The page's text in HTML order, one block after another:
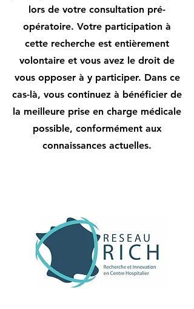
lors de votre consultation pré-
opératoire. Votre participation à
cette recherche est entièrement
volontaire et vous avez le droit de
vous opposer à y participer. Dans ce
cas-là, vous continuez à bénéficier de
la meilleure prise en charge médicale
possible, conformément aux
connaissances actuelles.